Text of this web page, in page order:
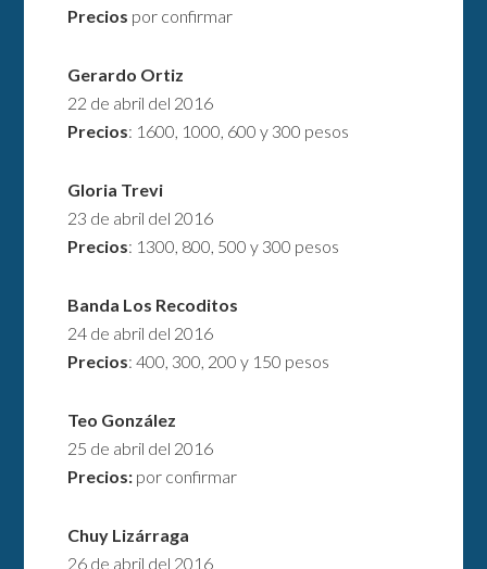
Precios por confirmar
Gerardo Ortiz
22 de abril del 2016
Precios: 1600, 1000, 600 y 300 pesos
Gloria Trevi
23 de abril del 2016
Precios: 1300, 800, 500 y 300 pesos
Banda Los Recoditos
24 de abril del 2016
Precios: 400, 300, 200 y 150 pesos
Teo González
25 de abril del 2016
Precios: por confirmar
Chuy Lizárraga
26 de abril del 2016